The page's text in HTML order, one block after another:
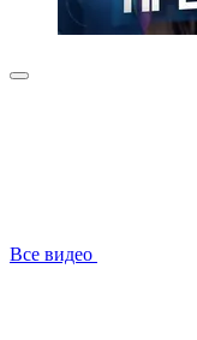
Все видео